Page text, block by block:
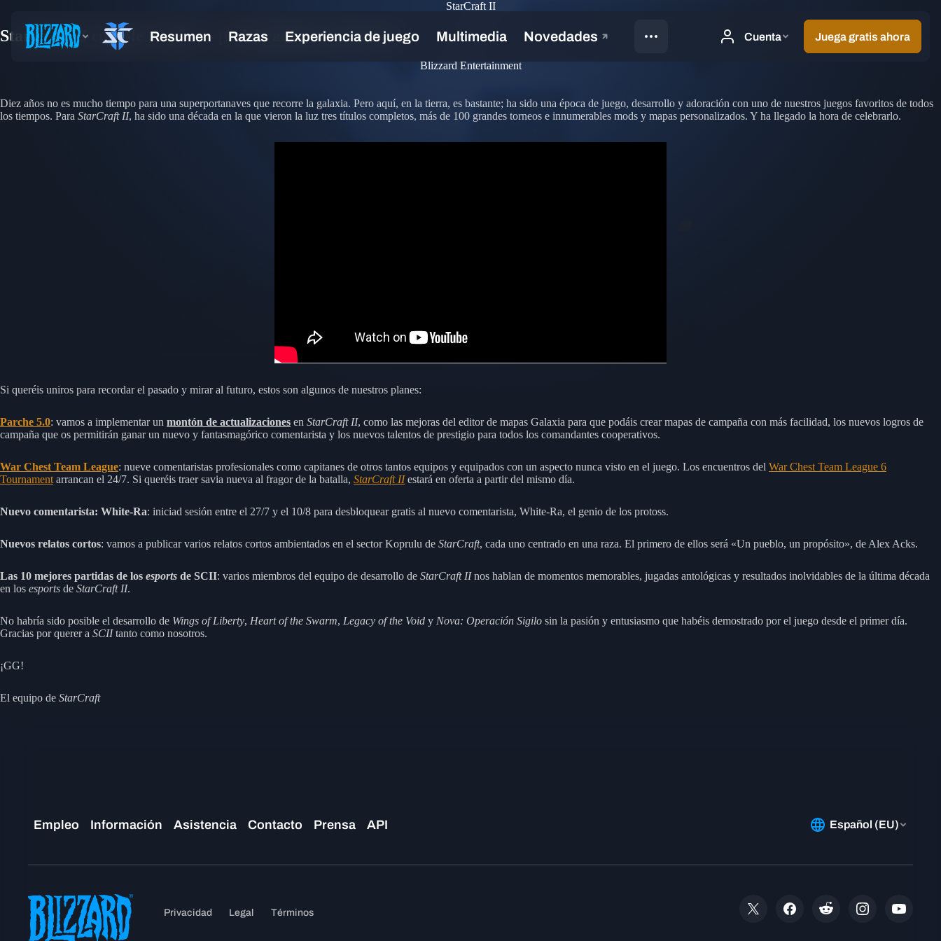
StarCraft II
StarCraft II cumple 10 años – ¡Celebradlo con nosotros!
Blizzard Entertainment
Diez años no es mucho tiempo para una superportanaves que recorre la galaxia. Pero aquí, en la tierra, es bastante; ha sido una época de juego, desarrollo y adoración con uno de nuestros juegos favoritos de todos
los tiempos. Para StarCraft II, ha sido una década en la que vieron la luz tres títulos completos, más de 100 grandes torneos e innumerables mods y mapas personalizados. Y ha llegado la hora de celebrarlo.
Si queréis uniros para recordar el pasado y mirar al futuro, estos son algunos de nuestros planes:
Parche 5.0: vamos a implementar un montón de actualizaciones en StarCraft II, como las mejoras del editor de mapas Galaxia para que podáis crear mapas de campaña con más facilidad, los nuevos logros de
campaña que os permitirán ganar un nuevo y fantasmagórico comentarista y los nuevos talentos de prestigio para todos los comandantes cooperativos.
War Chest Team League: nueve comentaristas profesionales como capitanes de otros tantos equipos y equipados con un aspecto nunca visto en el juego. Los encuentros del War Chest Team League 6
Tournament arrancan el 24/7. Si queréis traer savia nueva al fragor de la batalla, StarCraft IIestará en oferta a partir del mismo día.
Nuevo comentarista: White-Ra: iniciad sesión entre el 27/7 y el 10/8 para desbloquear gratis al nuevo comentarista, White-Ra, el genio de los protoss.
Nuevos relatos cortos: vamos a publicar varios relatos cortos ambientados en el sector Koprulu de StarCraft, cada uno centrado en una raza. El primero de ellos será «Un pueblo, un propósito», de Alex Acks.
Las 10 mejores partidas de los esports de SCII: varios miembros del equipo de desarrollo de StarCraft IInos hablan de momentos memorables, jugadas antológicas y resultados inolvidables de la última década
en los esports de StarCraft II.
No habría sido posible el desarrollo de Wings of Liberty, Heart of the Swarm, Legacy of the Void y Nova: Operación Sigilo sin la pasión y entusiasmo que habéis demostrado por el juego desde el primer día.
Gracias por querer a SCIItanto como nosotros.
¡GG!
El equipo de StarCraft